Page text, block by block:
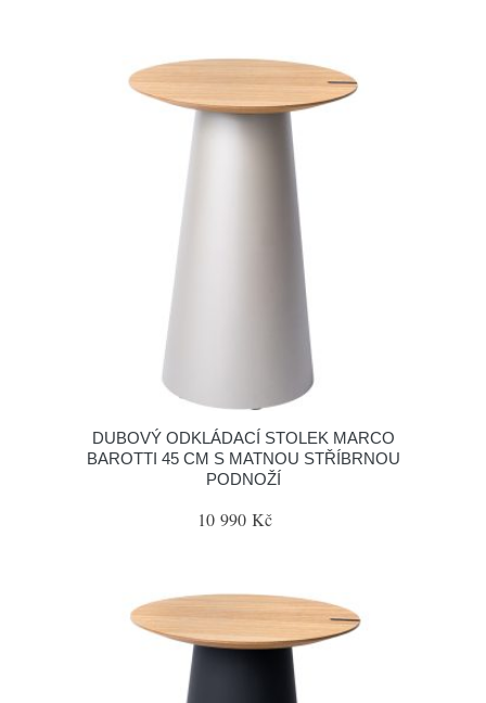
DUBOVÝ ODKLÁDACÍ STOLEK MARCO
BAROTTI 45 CM S MATNOU STŘÍBRNOU
PODNOŽÍ
10 990 Kč